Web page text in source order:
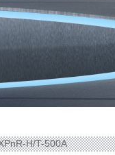
H/T-500A